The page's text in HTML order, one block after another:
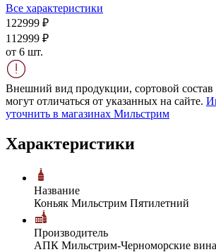
Все характеристики
122999 ₽
112999 ₽
от 6 шт.
Внешний вид продукции, сортовой состав
могут отличаться от указанных на сайте.
уточнить в магазинах Мильстрим
Характеристики
Название
Коньяк Мильстрим Пятилетний
Производитель
АПК Мильстрим-Черноморские вина